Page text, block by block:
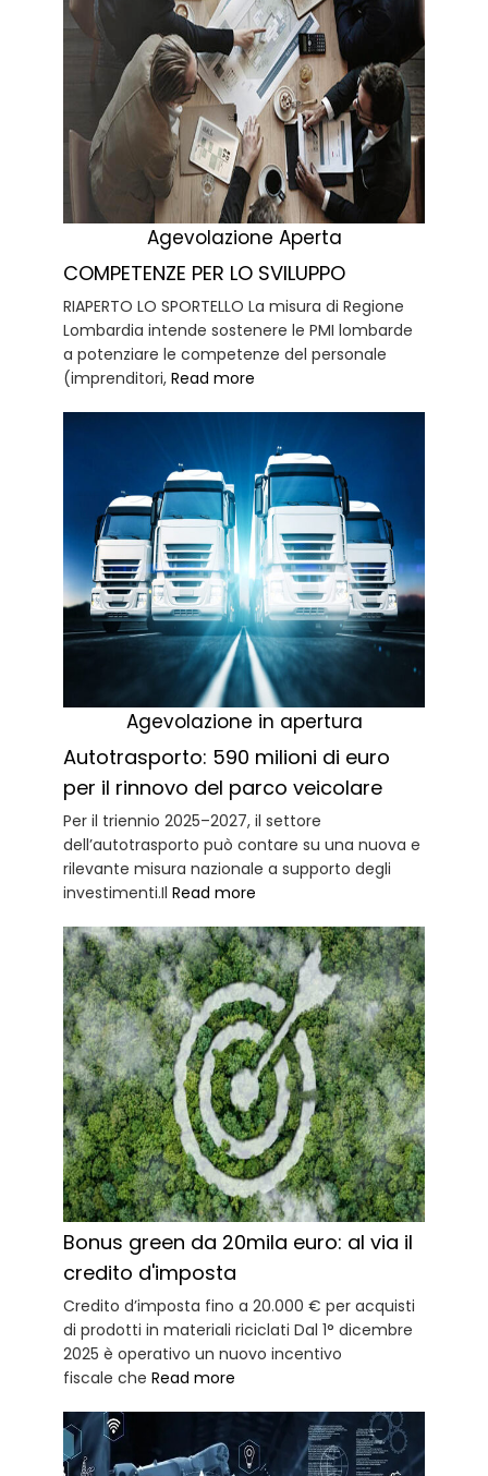
Agevolazione Aperta
COMPETENZE PER LO SVILUPPO
RIAPERTO LO SPORTELLO La misura di Regione
Lombardia intende sostenere le PMI lombarde
a potenziare le competenze del personale
(imprenditori,Read more
Agevolazione in apertura
Autotrasporto: 590 milioni di euro
per il rinnovo del parco veicolare
Per il triennio 2025–2027, il settore
dell’autotrasporto può contare su una nuova e
rilevante misura nazionale a supporto degli
investimenti.IlRead more
Bonus green da 20mila euro: al via il
credito d'imposta
Credito d’imposta fino a 20.000 € per acquisti
di prodotti in materiali riciclati Dal 1° dicembre
2025 è operativo un nuovo incentivo
fiscale cheRead more